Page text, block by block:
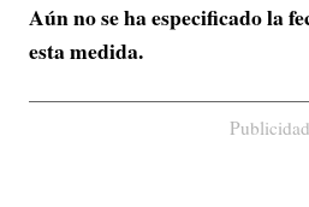
Aún no se ha especificado la
esta medida.
Publicidad